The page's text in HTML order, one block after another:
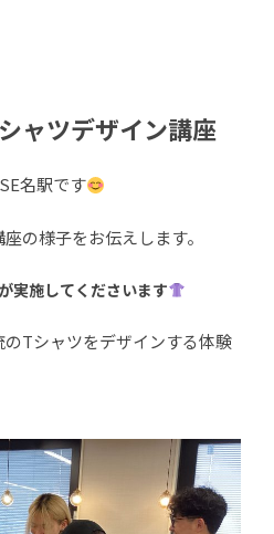
ャツデザイン講座
名駅です
の様子をお伝えします。
実施してくださいます
Tシャツをデザインする体験